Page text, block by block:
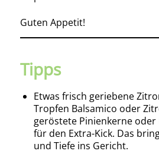
Guten Appetit!
Tipps
Etwas frisch geriebene
Tropfen Balsamico oder
geröstete Pinienkerne
für den Extra-Kick. Das
und Tiefe ins Gericht.